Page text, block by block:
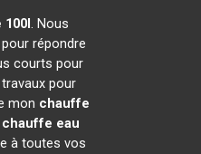
. Nous
répondre
courts pour
pour
mon chauffe
chauffe eau
à toutes vos